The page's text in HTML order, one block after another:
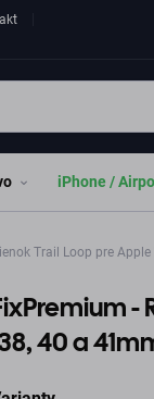
iPhone /
Trail Loop pre
-
40 a